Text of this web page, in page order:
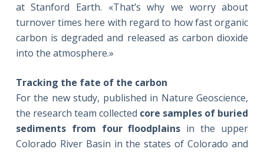
at Stanford Earth. «That’s why we worry about
turnover times here with regard to how fast organic
carbon is degraded and released as carbon dioxide
into the atmosphere.»
Tracking the fate of the carbon
For the new study, published in Nature Geoscience,
the research team collected core samples of buried
sediments from four floodplains in the upper
Colorado River Basin in the states of Colorado and